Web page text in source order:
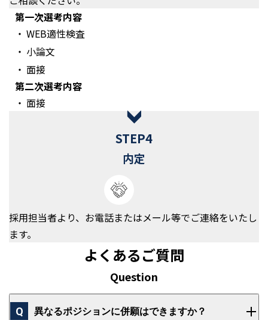
第⼀次選考内容
WEB適性検査
小論文
面接
第二次選考内容
面接
STEP4
内定
採⽤担当者より、お電話またはメール等でご連絡をいたし
ます。
よくあるご質問
Question
異なるポジションに併願はできますか？